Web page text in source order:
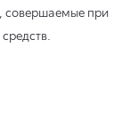
совершаемые при